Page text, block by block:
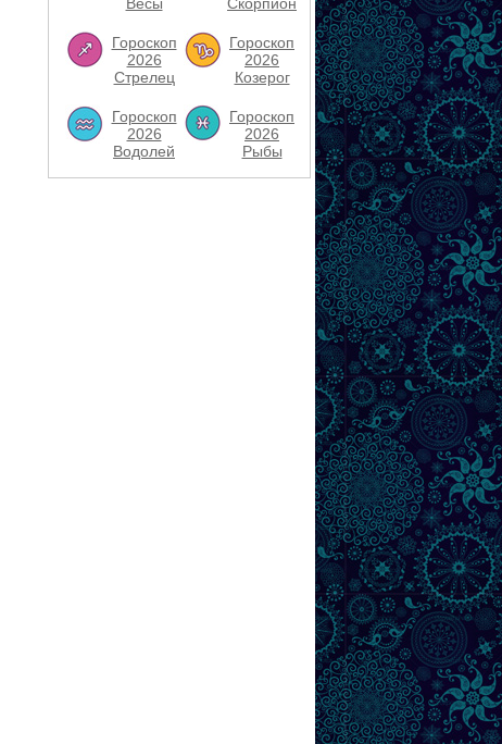
Гороскоп
2026
Стрелец
Гороскоп
2026
Козерог
Гороскоп
2026
Водолей
Гороскоп
2026
Рыбы